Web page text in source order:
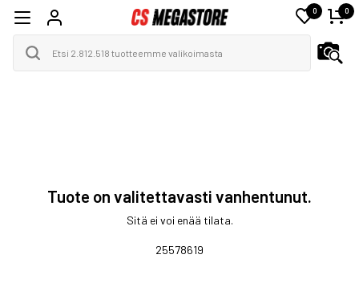
0 0
Tuote on valitettavasti vanhentunut.
Sitä ei voi enää tilata.
25578619